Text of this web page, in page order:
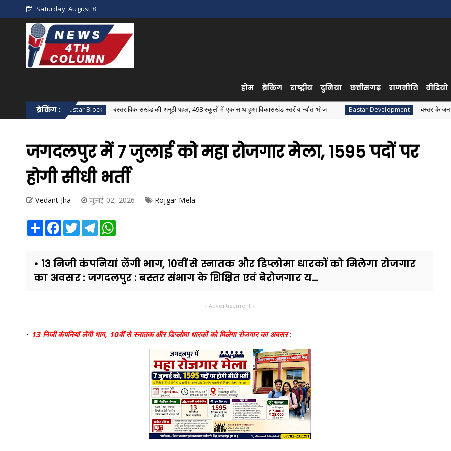
Saturday, August 8
होम ब्रेकिंग राष्ट्रीय दुनिया छत्तीसगढ़ राजनीति वीडियो
ब्रेकिंग :
Bastar Block बस्तर विकासखंड की अनूठी पहल, 498 स्कूलों में एक साथ हुआ विकासखंड स्तरीय न्यौता भोज Bastar Development बस्तर के जनजातीय विकास
जगदलपुर में 7 जुलाई को महा रोजगार मेला, 1595 पदों पर
होगी सीधी भर्ती
Vedant Jha जुलाई 02, 2026 Rojgar Mela
Share Facebook
TwitterTelegram
• 13 निजी कंपनियां लेंगी भाग, 10वीं से स्नातक और डिप्लोमा धारकों को मिलेगा रोजगार
का अवसर : जगदलपुर : बस्तर संभाग के शिक्षित एवं बेरोजगार य...
- Advertisement -
• 13 निजी कंपनियां लेंगी भाग, 10वीं से स्नातक और डिप्लोमा धारकों को मिलेगा रोजगार का अवसर: